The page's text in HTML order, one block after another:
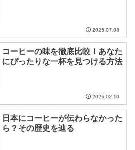
2025.07.08
コーヒーの味を徹底比較！あなた
にぴったりな一杯を見つける方法
2026.02.10
日本にコーヒーが伝わらなかった
ら？その歴史を辿る